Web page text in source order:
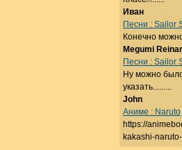
Иван
Песни : Sailor
Конечно
Megumi
Песни : Sailor
Ну можно
указать.........
John
Аниме : Naruto
https://
kakashi-